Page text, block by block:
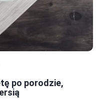
po porodzie,